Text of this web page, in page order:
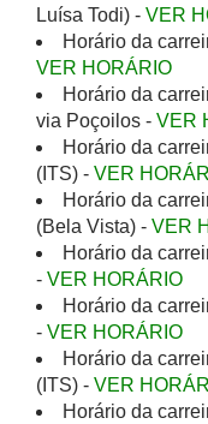
Luísa Todi) - VER
Horário da
VER HORÁRIO
Horário da
via Poçoilos - VER
Horário da
(ITS) - VER
Horário da
(Bela Vista) - VER
Horário da
- VER HORÁRIO
Horário da
- VER HORÁRIO
Horário da
(ITS) - VER
Horário da